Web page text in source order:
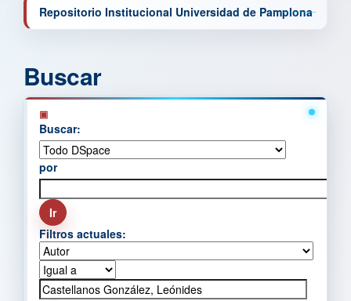
Repositorio Institucional Universidad de Pamplona
Buscar
Buscar:
por
Filtros actuales: